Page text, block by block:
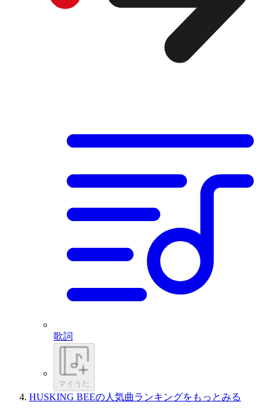
歌詞
マイうた
HUSKING BEEの人気曲ランキングをもっとみる